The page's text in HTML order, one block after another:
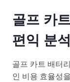
골프 카
편익 분석
골프 카트 배터
인 비용 효율성